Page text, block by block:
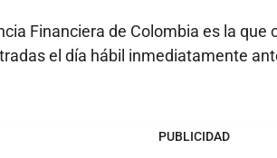
Financiera de Colombia es la que
el día hábil inmediatamente
PUBLICIDAD